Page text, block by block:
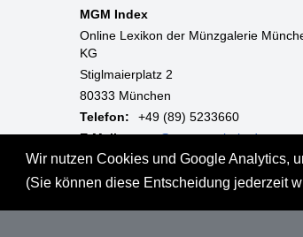
Wir nutzen Cookies und Google Analytics,
(Sie können diese Entscheidung jederzeit
MGM Index
Online Lexikon der Münzgalerie
KG
Stiglmaierplatz 2
80333 München
Telefon:
+49 (89) 5233660
E-Mail:
mgm@muenzgalerie.de
Mo-Fr:
9:00 - 18:00 Uhr